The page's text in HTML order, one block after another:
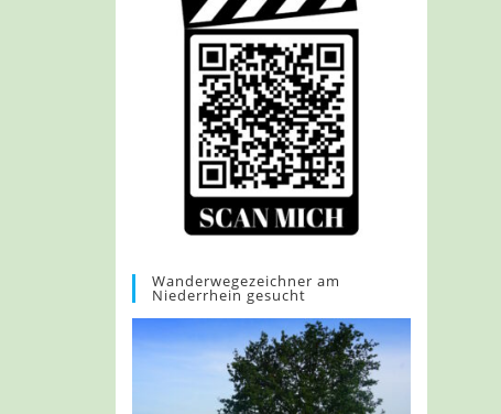
Wanderwegezeichner am
Niederrhein gesucht